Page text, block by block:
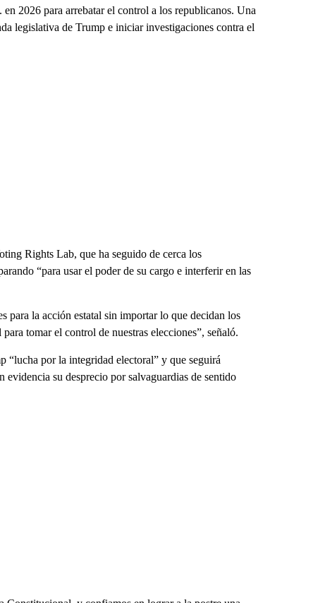
2026 para arrebatar el control a los republicanos. Una
legislativa de Trump e iniciar investigaciones contra el
Rights Lab, que ha seguido de cerca los
“para usar el poder de su cargo e interferir en las
la acción estatal sin importar lo que decidan los
tomar el control de nuestras elecciones”, señaló.
por la integridad electoral” y que seguirá
evidencia su desprecio por salvaguardias de sentido